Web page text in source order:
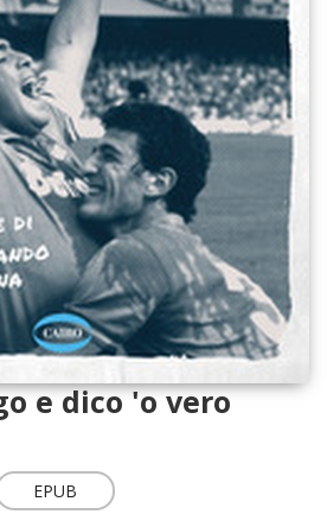
e dico 'o vero
EPUB